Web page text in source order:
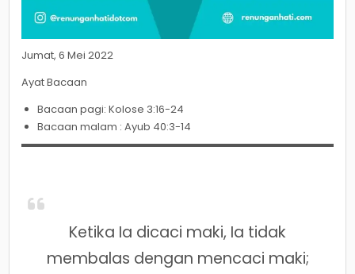
Jumat, 6 Mei 2022
Ayat Bacaan
Bacaan pagi: Kolose 3:16-24
Bacaan malam : Ayub 40:3-14
Ketika Ia dicaci maki, Ia tidak
membalas dengan mencaci maki;